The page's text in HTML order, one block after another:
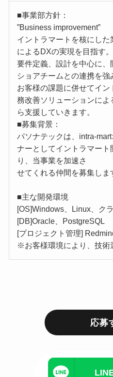
■事業部方針：
”Business improvement”
イントラマートを核にし
によるDXの実現を目指す。
要件定義、設計を中心に、
ショアチームとの連携を強
お客様の課題に併せてイ
務改善ソリューションに
ら支援していきます。
■募集背景：
パソナテックは、intra-
ナーとしてイントラマート
り、当事業を加速さ
せてくれる仲間を募集しま
■主な開発環境
[OS]Windows、Linux、ク
[DB]Oracle、PostgreSQL
[プロジェクト管理]
※お客様環境により、技術
応募